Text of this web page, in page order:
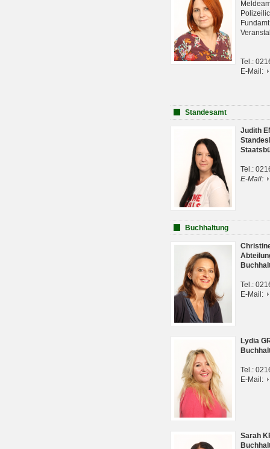
Tel.:
E-Mail:
Standesamt
Judith
Tel.:
E-Mail:
Buchhaltung
Tel.:
E-Mail:
Lydia
Tel.:
E-Mail:
Sarah